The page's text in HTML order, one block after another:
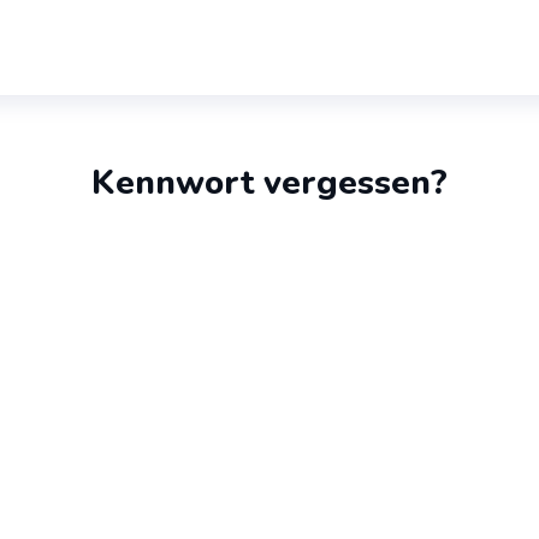
Kennwort vergessen?